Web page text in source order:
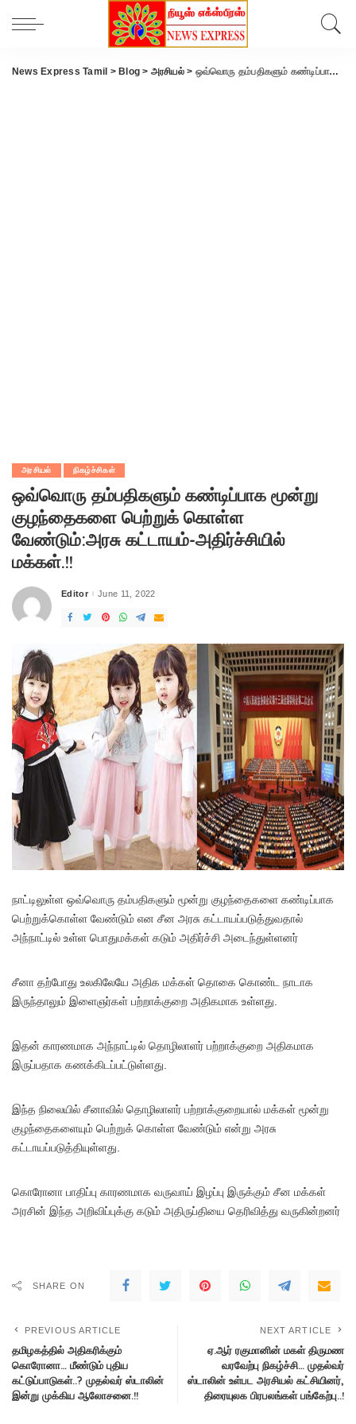
News Express Tamil > Blog > அரசியல்> ஒவ்வொரு தம்பதிகளும் கண்டிப்பாக மூன்று குழந்தைகளை பெற்றுக் கொள்ள வேண்டும்:அரசு கட்டாயம்-அதிர்ச்சியில் மக்கள்.!!
அரசியல் நிகழ்ச்சிகள்
ஒவ்வொரு தம்பதிகளும் கண்டிப்பாக மூன்று
குழந்தைகளை பெற்றுக் கொள்ள
வேண்டும்:அரசு கட்டாயம்-அதிர்ச்சியில்
மக்கள்.!!
Posted
Editor June 11, 2022
நாட்டிலுள்ள ஒவ்வொரு தம்பதிகளும் மூன்று குழந்தைகளை கண்டிப்பாக
பெற்றுக்கொள்ள வேண்டும் என சீன அரசு கட்டாயப்படுத்துவதால்
அந்நாட்டில் உள்ள பொதுமக்கள் கடும் அதிர்ச்சி அடைந்துள்ளனர்
சீனா தற்போது உலகிலேயே அதிக மக்கள் தொகை கொண்ட நாடாக
இருந்தாலும் இளைஞர்கள் பற்றாக்குறை அதிகமாக உள்ளது.
இதன் காரணமாக அந்நாட்டில் தொழிலாளர் பற்றாக்குறை அதிகமாக
இருப்பதாக கணக்கிடப்பட்டுள்ளது.
இந்த நிலையில் சீனாவில் தொழிலாளர் பற்றாக்குறையால் மக்கள் மூன்று
குழந்தைகளையும் பெற்றுக் கொள்ள வேண்டும் என்று அரசு
கட்டாயப்படுத்தியுள்ளது.
கொரோனா பாதிப்பு காரணமாக வருவாய் இழப்பு இருக்கும் சீன மக்கள்
அரசின் இந்த அறிவிப்புக்கு கடும் அதிருப்தியை தெரிவித்து வருகின்றனர்
SHARE ON
PREVIOUS ARTICLE
தமிழகத்தில் அதிகரிக்கும்
கொரோனா… மீண்டும் புதிய
கட்டுப்பாடுகள்..? முதல்வர் ஸ்டாலின்
இன்று முக்கிய ஆலோசனை.!!
NEXT ARTICLE
ஏ.ஆர் ரகுமானின் மகள் திருமண
வரவேற்பு நிகழ்ச்சி… முதல்வர்
ஸ்டாலின் உள்பட அரசியல் கட்சியினர்,
திரையுலக பிரபலங்கள் பங்கேற்பு..!